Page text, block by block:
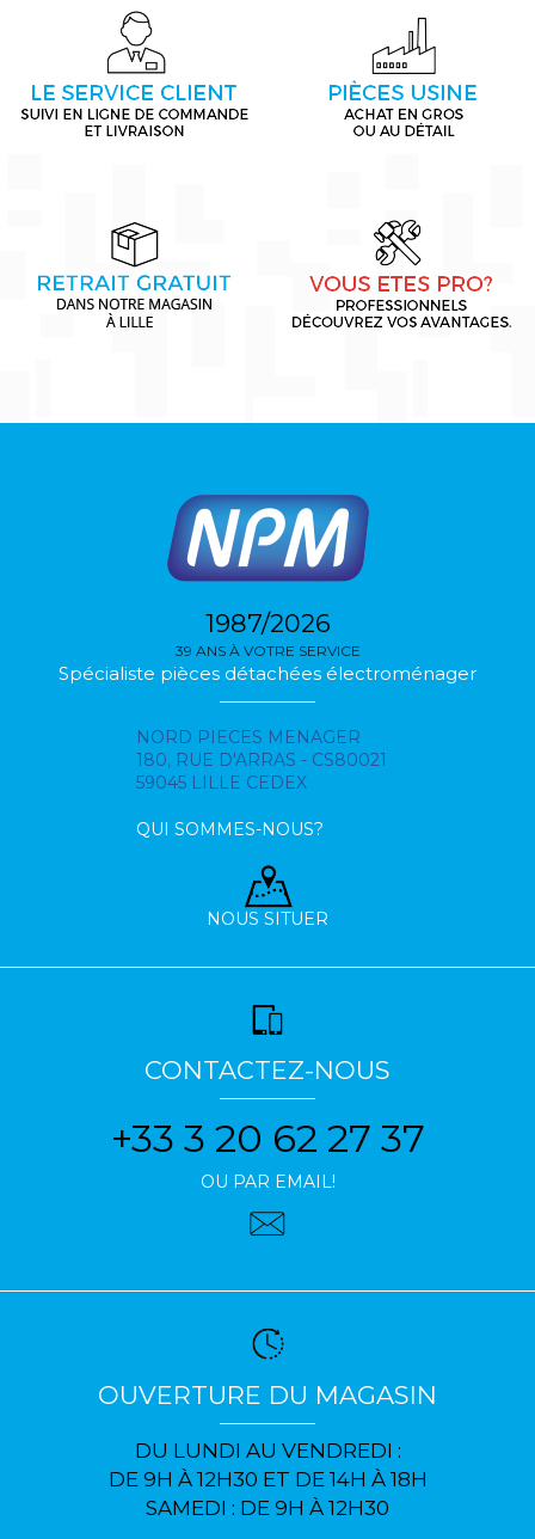
1987/2026
39 ANS À VOTRE SERVICE
Spécialiste pièces détachées électroménager
NORD PIECES MENAGER
180, RUE D'ARRAS - CS80021
59045 LILLE CEDEX
QUI SOMMES-NOUS?
NOUS SITUER
CONTACTEZ-NOUS
+33 3 20 62 27 37
OU PAR EMAIL!
OUVERTURE DU MAGASIN
DU LUNDI AU VENDREDI :
DE 9H À 12H30 ET DE 14H À 18H
SAMEDI : DE 9H À 12H30